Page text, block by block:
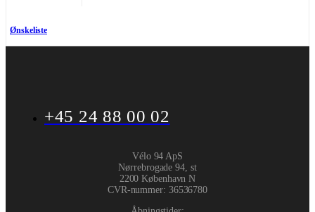
Ønskeliste
+45 24 88 00 02
Vélo 94 ApS
Nørrebrogade 94, st
2200 København N
CVR-nummer: 36536780